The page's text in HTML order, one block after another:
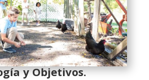
y Objetivos.